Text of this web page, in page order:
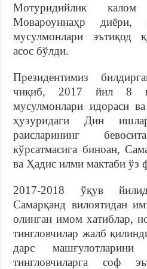
Мотуридийлик
Мовароуннаҳр
мусулмонлари эътиқод
асос бўлди.
Президентимиз
чиқиб, 2017 йил 8
мусулмонлари идораси
ҳузуридаги Дин
раисларининг
кўрсатмасига биноан,
ва Ҳадис илми мактаби ўз
2017-2018 ўқув
Самарқанд вилоятидан
олинган имом хатиблар,
тингловчилар жалб
дарс
тингловчиларга соф